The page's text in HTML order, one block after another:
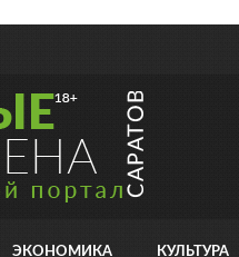
ЭКОНОМИКА КУЛЬТУРА